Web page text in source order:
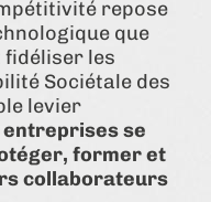
repose
que
les
Sociétale des
levier
entreprises se
former et
collaborateurs